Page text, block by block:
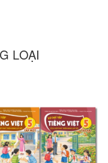
LOẠI